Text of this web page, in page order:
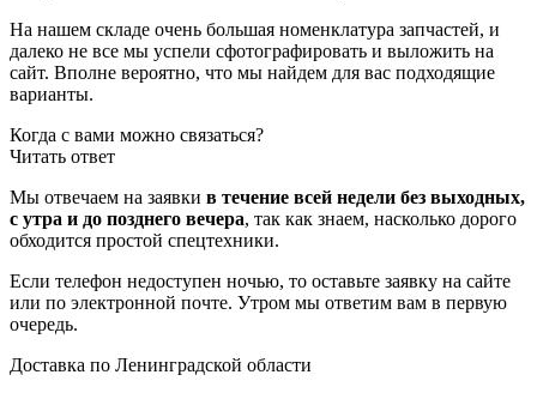
На нашем складе очень большая номенклатура запчастей, и
далеко не все мы успели сфотографировать и выложить на
сайт. Вполне вероятно, что мы найдем для вас подходящие
варианты.
Когда с вами можно связаться?
Читать ответ
Мы отвечаем на заявки в течение всей недели без выходных,
с утра и до позднего вечера, так как знаем, насколько дорого
обходится простой спецтехники.
Если телефон недоступен ночью, то оставьте заявку на сайте
или по электронной почте. Утром мы ответим вам в первую
очередь.
Доставка по Ленинградской области